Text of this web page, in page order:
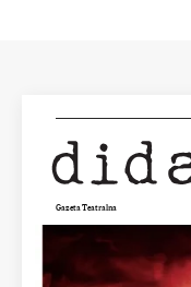
Gazeta Teatralna